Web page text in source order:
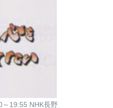
19:55 NHK長野